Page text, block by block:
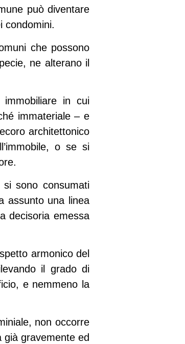
può diventare
condomini.
che possono
ne alterano il
immobiliare in cui
immateriale – e
architettonico
o se si
sono consumati
assunto una linea
decisoria emessa
armonico del
il grado di
e nemmeno la
non occorre
gravemente ed